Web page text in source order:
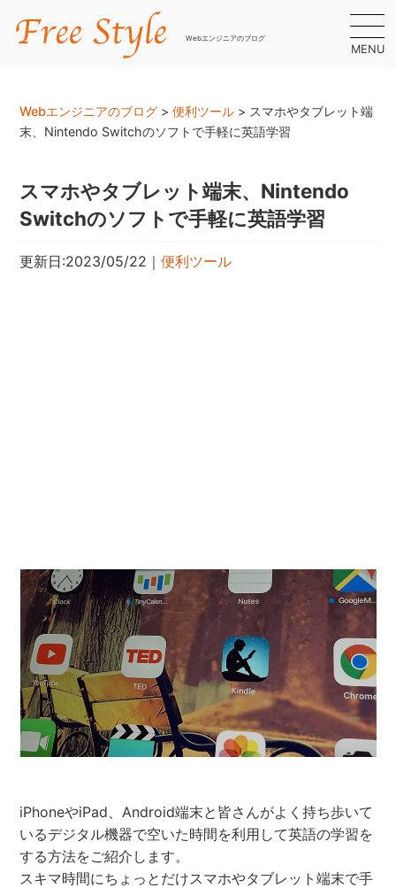
Webエンジニアのブログ
MENU
Webエンジニアのブログ >便利ツール > スマホやタブレット端
末、Nintendo Switchのソフトで手軽に英語学習
スマホやタブレット端末、Nintendo
Switchのソフトで手軽に英語学習
更新日:2023/05/22 ｜便利ツール
iPhoneやiPad、Android端末と皆さんがよく持ち歩いて
いるデジタル機器で空いた時間を利用して英語の学習を
する方法をご紹介します。
スキマ時間にちょっとだけスマホやタブレット端末で手